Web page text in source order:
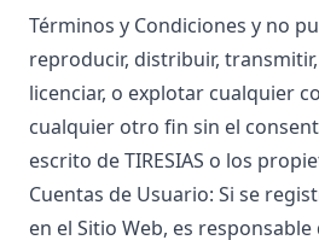
Términos y Condiciones y no
reproducir, distribuir,
licenciar, o explotar cualquier
cualquier otro fin sin el
escrito de TIRESIAS o los
Cuentas de Usuario: Si se
en el Sitio Web, es